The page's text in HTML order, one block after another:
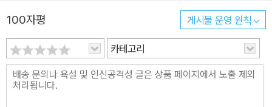
저로 《4차 산업혁명과 병원의 미래》 《Understanding Depressio
n》 《Major Depressive Disorder》 《Clinical Trial Design Chall
enges in Mood Disorders》 등이 있다. 전작 《매우 예민한 사람들
을 위한 책》은 출간 즉시 베스트셀러에 올랐으며, 중국·대만·타이완·
베트남에 판권이 수출되었다. 이번 책에서는 불안·우울·분노·트라우
인의 우울증 양상 차이, 국내 스트레스와 자살 연구 등을 대규모로 주
도해온 그는 일반 대중을 대상으로 한 교양실용서 형식으로는 처음
펴내는 이 책에서 그간의 임상시험 및 상담 사례를 대거 방출한다. 정
신건강의학과에 온 이들 대부분은 우울증이라는 진단이 나와도 ‘나는
우울증이 아니’라고 대답한다. 이때 말을 바꿔 ‘당신은 매우 예민한
100자평 게시물 운영 원칙
카테고리